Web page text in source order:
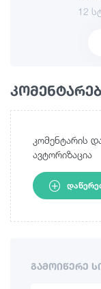
ᲒᲐᲛᲝᲘᲬᲔᲠᲔ
12
კომენტარის
ავტორიზაცია